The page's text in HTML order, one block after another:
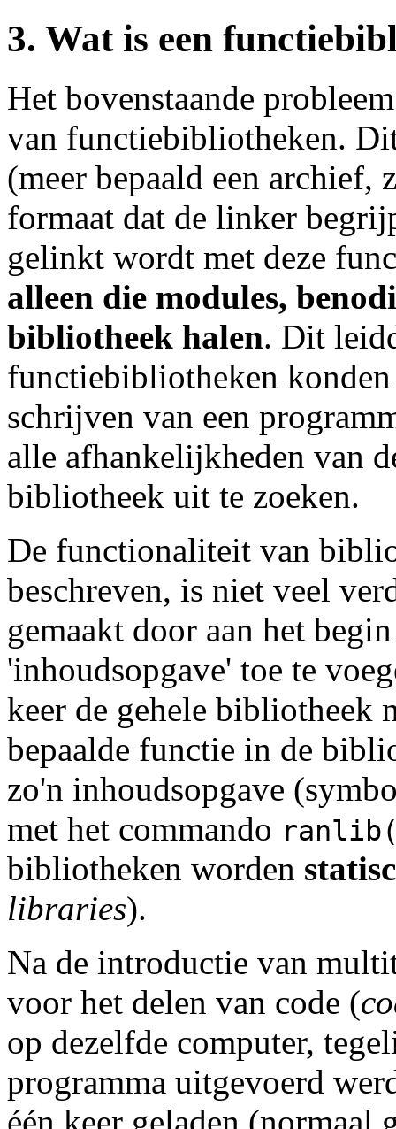
3. Wat is een
Het bovenstaande
van functiebibliotheken.
(meer bepaald een archief,
formaat dat de linker
gelinkt wordt met deze
alleen die modules,
bibliotheek halen. Dit
functiebibliotheken
schrijven van een
alle afhankelijkheden van
bibliotheek uit te zoeken.
De functionaliteit van
beschreven, is niet veel
gemaakt door aan het
'inhoudsopgave' toe te
keer de gehele bibliotheek
bepaalde functie in de
zo'n inhoudsopgave
met het commando
bibliotheken worden
libraries).
Na de introductie van
voor het delen van code (
op dezelfde computer,
programma uitgevoerd